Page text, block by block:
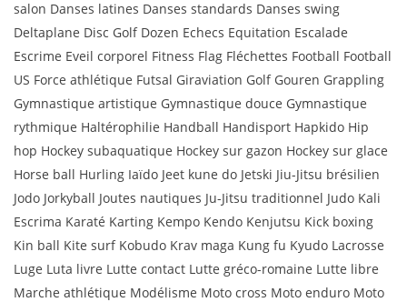
salon Danses latines Danses standards Danses swing
Deltaplane Disc Golf Dozen Echecs Equitation Escalade
Escrime Eveil corporel Fitness Flag Fléchettes Football Football
US Force athlétique Futsal Giraviation Golf Gouren Grappling
Gymnastique artistique Gymnastique douce Gymnastique
rythmique Haltérophilie Handball Handisport Hapkido Hip
hop Hockey subaquatique Hockey sur gazon Hockey sur glace
Horse ball Hurling Iaïdo Jeet kune do Jetski Jiu-Jitsu brésilien
Jodo Jorkyball Joutes nautiques Ju-Jitsu traditionnel Judo Kali
Escrima Karaté Karting Kempo Kendo Kenjutsu Kick boxing
Kin ball Kite surf Kobudo Krav maga Kung fu Kyudo Lacrosse
Luge Luta livre Lutte contact Lutte gréco-romaine Lutte libre
Marche athlétique Modélisme Moto cross Moto enduro Moto